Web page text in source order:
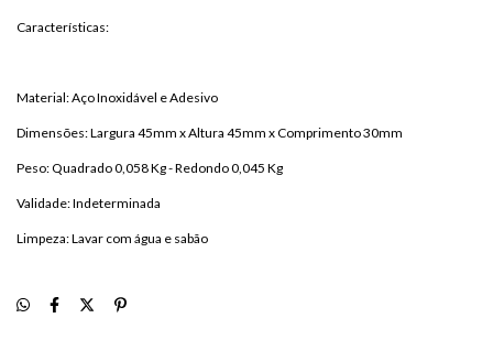
Características:
Material: Aço Inoxidável e Adesivo
Dimensões: Largura 45mm x Altura 45mm x Comprimento 30mm
Peso: Quadrado 0,058 Kg - Redondo 0,045 Kg
Validade: Indeterminada
Limpeza: Lavar com água e sabão